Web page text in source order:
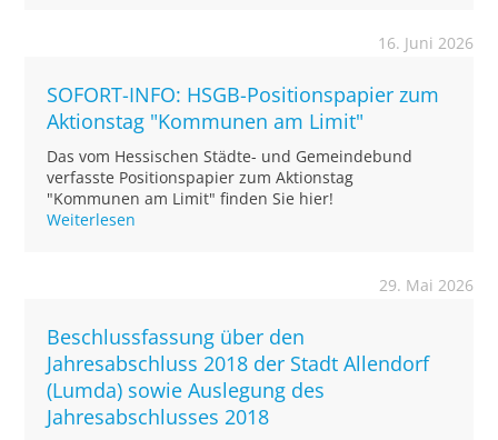
16. Juni 2026
SOFORT-INFO: HSGB-Positionspapier zum
Aktionstag "Kommunen am Limit"
Das vom Hessischen Städte- und Gemeindebund
verfasste Positionspapier zum Aktionstag
"Kommunen am Limit" finden Sie hier!
Weiterlesen
29. Mai 2026
Beschlussfassung über den
Jahresabschluss 2018 der Stadt Allendorf
(Lumda) sowie Auslegung des
Jahresabschlusses 2018